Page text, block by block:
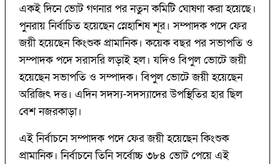
একই দিনে ভোট গণনার পর নতুন কমিটি ঘোষণা করা হয়েছে।
পুনরায় নির্বাচিত হয়েছেন স্নেহাশিষ শূর। সম্পাদক পদে ফের
জয়ী হয়েছেন কিংশুক প্রামানিক। কয়েক বছর পর সভাপতি ও
সম্পাদক পদে সরাসরি লড়াই হল। যদিও বিপুল ভোটে জয়ী
হয়েছেন সভাপতি ও সম্পাদক। বিপুল ভোটে জয়ী হয়েছেন
অরিজিৎ দত্ত। এদিন সদস্য-সদস্যাদের উপস্থিতির হার ছিল
বেশ নজরকাড়া।
এই নির্বাচনে সম্পাদক পদে ফের জয়ী হয়েছেন কিংশুক
প্রামানিক। নির্বাচনে তিনি সর্বোচ্চ ৩৮৪ ভোট পেয়ে এই